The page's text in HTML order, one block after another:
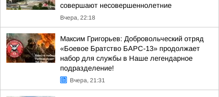
совершают несовершеннолетние
Вчера, 22:18
Максим Григорьев: Добровольческий отряд
«Боевое Братство БАРС-13» продолжает
набор для службы в Наше легендарное
подразделение!
Вчера, 21:31